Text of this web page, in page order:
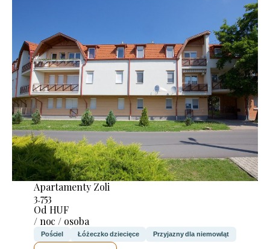
Apartamenty Zoli
3.753
Od HUF
/ noc / osoba
Pościel Łóżeczko dziecięce Przyjazny dla niemowląt